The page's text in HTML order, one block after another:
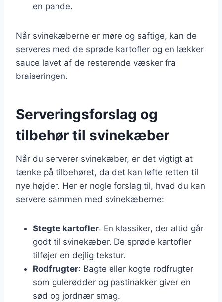
en pande.
Når svinekæberne er møre og saftige, kan de
serveres med de sprøde kartofler og en lækker
sauce lavet af de resterende væsker fra
braiseringen.
Serveringsforslag og
tilbehør til svinekæber
Når du serverer svinekæber, er det vigtigt at
tænke på tilbehøret, da det kan løfte retten til
nye højder. Her er nogle forslag til, hvad du kan
servere sammen med svinekæberne:
Stegte kartofler: En klassiker, der altid går
godt til svinekæber. De sprøde kartofler
tilføjer en dejlig tekstur.
Rodfrugter: Bagte eller kogte rodfrugter
som gulerødder og pastinakker giver en
sød og jordnær smag.